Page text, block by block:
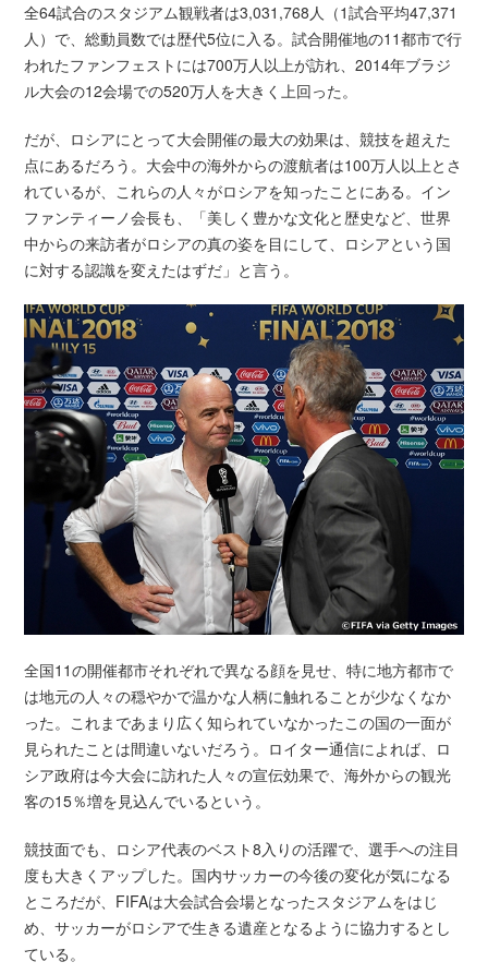
全64試合のスタジアム観戦者は3,031,768人（1試合平均47,371
人）で、総動員数では歴代5位に入る。試合開催地の11都市で行
われたファンフェストには700万人以上が訪れ、2014年ブラジ
ル大会の12会場での520万人を大きく上回った。
だが、ロシアにとって大会開催の最大の効果は、競技を超えた
点にあるだろう。大会中の海外からの渡航者は100万人以上とさ
れているが、これらの人々がロシアを知ったことにある。イン
ファンティーノ会長も、「美しく豊かな文化と歴史など、世界
中からの来訪者がロシアの真の姿を目にして、ロシアという国
に対する認識を変えたはずだ」と言う。
全国11の開催都市それぞれで異なる顔を見せ、特に地方都市で
は地元の人々の穏やかで温かな人柄に触れることが少なくなか
った。これまであまり広く知られていなかったこの国の一面が
見られたことは間違いないだろう。ロイター通信によれば、ロ
シア政府は今大会に訪れた人々の宣伝効果で、海外からの観光
客の15％増を見込んでいるという。
競技面でも、ロシア代表のベスト8入りの活躍で、選手への注目
度も大きくアップした。国内サッカーの今後の変化が気になる
ところだが、FIFAは大会試合会場となったスタジアムをはじ
め、サッカーがロシアで生きる遺産となるように協力するとし
ている。